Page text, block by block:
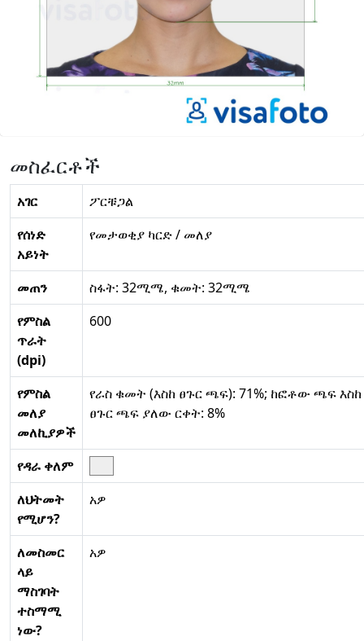
መስፈርቶች
አገር
ፖርቹጋል
የሰነድ
አይነት
የመታወቂያ ካርድ / መለያ
መጠን
ስፋት: 32ሚሜ, ቁመት: 32ሚሜ
የምስል
ጥራት
(dpi)
600
የምስል
መለያ
መለኪያዎች
የራስ ቁመት (እስከ ፀጉር ጫፍ): 71%; ከፎቶው ጫፍ እስከ
ፀጉር ጫፍ ያለው ርቀት: 8%
የዳራ ቀለም
ለህትመት
የሚሆን?
አዎ
ለመስመር
ላይ
ማስገባት
ተስማሚ
ነው?
አዎ